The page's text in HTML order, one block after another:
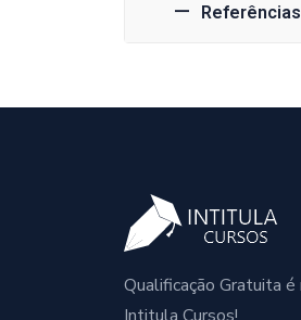
Qualificação Gratuita é
Intitula Cursos!